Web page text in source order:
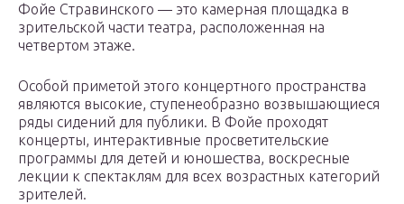
Фойе Стравинского — это камерная площадка в
зрительской части театра, расположенная на
четвертом этаже.
Особой приметой этого концертного пространства
являются высокие, ступенеобразно возвышающиеся
ряды сидений для публики. В Фойе проходят
концерты, интерактивные просветительские
программы для детей и юношества, воскресные
лекции к спектаклям для всех возрастных категорий
зрителей.